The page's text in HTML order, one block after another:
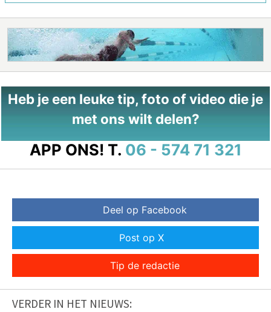
Heb je een leuke tip, foto of video die je
met ons wilt delen?
APP ONS! T. 06 - 574 71 321
Deel op Facebook
Post op X
Tip de redactie
VERDER IN HET NIEUWS: